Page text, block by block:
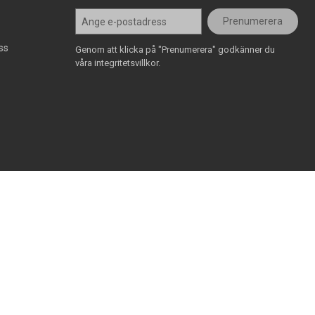
Prenumerera
Genom att klicka på "Prenumerera" godkänner du
våra integritetsvillkor.